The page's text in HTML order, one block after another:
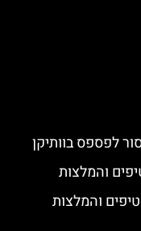
והמלצות
והמלצות